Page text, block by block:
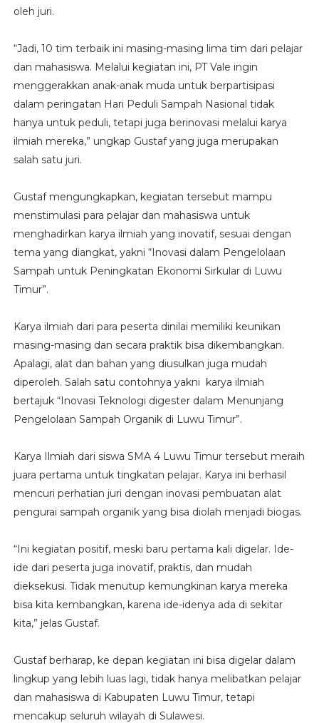
oleh juri.
“Jadi, 10 tim terbaik ini masing-masing lima tim dari pelajar
dan mahasiswa. Melalui kegiatan ini, PT Vale ingin
menggerakkan anak-anak muda untuk berpartisipasi
dalam peringatan Hari Peduli Sampah Nasional tidak
hanya untuk peduli, tetapi juga berinovasi melalui karya
ilmiah mereka,” ungkap Gustaf yang juga merupakan
salah satu juri.
Gustaf mengungkapkan, kegiatan tersebut mampu
menstimulasi para pelajar dan mahasiswa untuk
menghadirkan karya ilmiah yang inovatif, sesuai dengan
tema yang diangkat, yakni “Inovasi dalam Pengelolaan
Sampah untuk Peningkatan Ekonomi Sirkular di Luwu
Timur”.
Karya ilmiah dari para peserta dinilai memiliki keunikan
masing-masing dan secara praktik bisa dikembangkan.
Apalagi, alat dan bahan yang diusulkan juga mudah
diperoleh. Salah satu contohnya yakni karya ilmiah
bertajuk “Inovasi Teknologi digester dalam Menunjang
Pengelolaan Sampah Organik di Luwu Timur”.
Karya Ilmiah dari siswa SMA 4 Luwu Timur tersebut meraih
juara pertama untuk tingkatan pelajar. Karya ini berhasil
mencuri perhatian juri dengan inovasi pembuatan alat
pengurai sampah organik yang bisa diolah menjadi biogas.
“Ini kegiatan positif, meski baru pertama kali digelar. Ide-
ide dari peserta juga inovatif, praktis, dan mudah
dieksekusi. Tidak menutup kemungkinan karya mereka
bisa kita kembangkan, karena ide-idenya ada di sekitar
kita,” jelas Gustaf.
Gustaf berharap, ke depan kegiatan ini bisa digelar dalam
lingkup yang lebih luas lagi, tidak hanya melibatkan pelajar
dan mahasiswa di Kabupaten Luwu Timur, tetapi
mencakup seluruh wilayah di Sulawesi.